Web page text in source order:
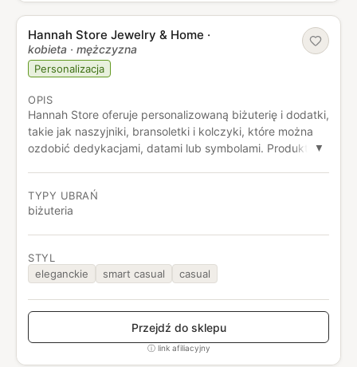
Hannah Store Jewelry & Home ·
kobieta · mężczyzna
Personalizacja
OPIS
Hannah Store oferuje personalizowaną biżuterię i dodatki,
takie jak naszyjniki, bransoletki i kolczyki, które można
ozdobić dedykacjami, datami lub symbolami. Produkty
▼
TYPY UBRAŃ
biżuteria
STYL
eleganckie
smart casual casual
Przejdź do sklepu
ⓘ link afiliacyjny